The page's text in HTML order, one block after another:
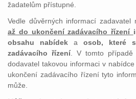
žadatelům přístupné.
Vedle důvěrných informací zadavatel
až do ukončení zadávacího řízení
obsahu nabídek a osob, které
zadávacího řízení. V tomto případě
dodavatel takovou informaci v
ukončení zadávacího řízení tyto
může.